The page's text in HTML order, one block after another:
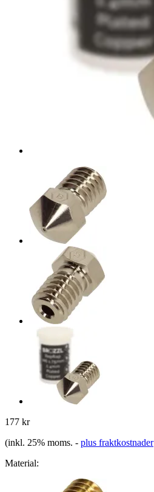
177 kr
(inkl. 25% moms. - plus fraktkostnader
Material: